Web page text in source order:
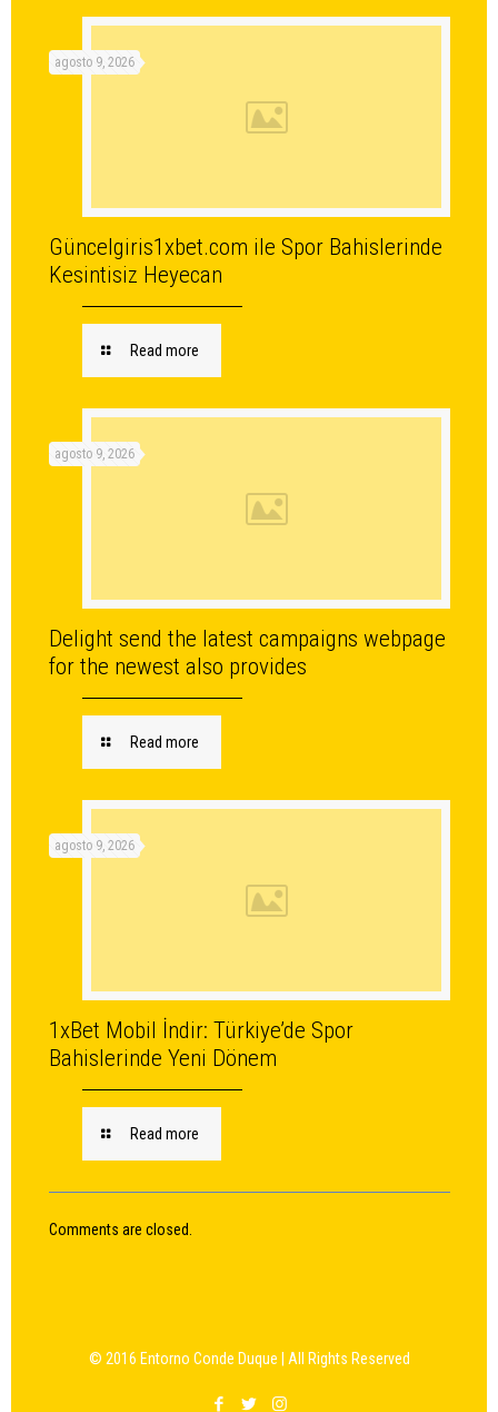
agosto 9, 2026
Güncelgiris1xbet.com ile Spor Bahislerinde
Kesintisiz Heyecan
Read more
agosto 9, 2026
Delight send the latest campaigns webpage
for the newest also provides
Read more
agosto 9, 2026
1xBet Mobil İndir: Türkiye’de Spor
Bahislerinde Yeni Dönem
Read more
Comments are closed.
© 2016 Entorno Conde Duque | All Rights Reserved